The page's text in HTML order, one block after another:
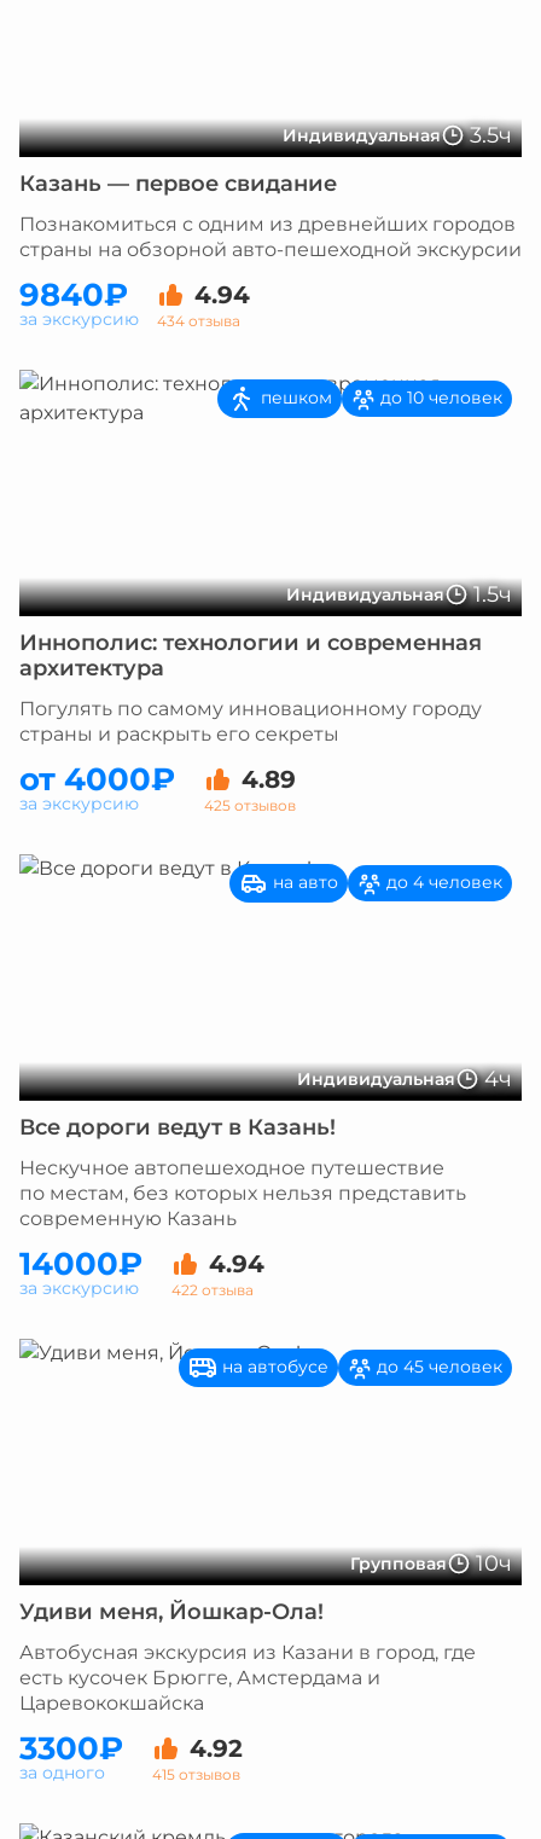
Индивидуальная 3.5ч
Казань — первое свидание
Познакомиться с одним из древнейших городов
страны на обзорной авто-пешеходной экскурсии
9840₽ 4.94
434 отзыва
за экскурсию
Индивидуальная 1.5ч
пешком до 10 человек
Иннополис: технологии и современная
архитектура
Погулять по самому инновационному городу
страны и раскрыть его секреты
от 4000₽ 4.89
425 отзывов
за экскурсию
Индивидуальная 4ч
на авто до 4 человек
Все дороги ведут в Казань!
Нескучное автопешеходное путешествие
по местам, без которых нельзя представить
современную Казань
14000₽ 4.94
422 отзыва
за экскурсию
Групповая 10ч
на автобусе до 45 человек
Удиви меня, Йошкар-Ола!
Автобусная экскурсия из Казани в город, где
есть кусочек Брюгге, Амстердама и
Царевококшайска
3300₽ 4.92
415 отзывов
за одного